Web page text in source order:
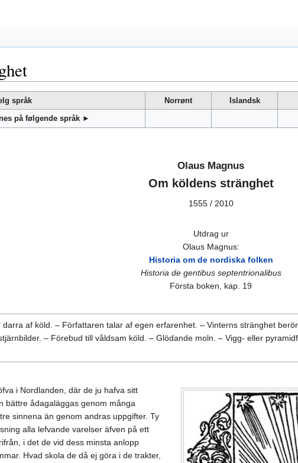
språk Norrønt Islandsk
på følgende språk ►
Olaus Magnus
Om köldens stränghet
1555 / 2010
Utdrag ur
Olaus Magnus:
Historia om de nordiska folken
Historia de gentibus septentrionalibus
Första boken, kap. 19
af köld. – Författaren talar af egen erfarenhet. – Vinterns stränghet
– Förebud till våldsam köld. – Glödande moln. – Vigg- eller
i Nordlanden, där de ju hafva sitt
bättre ådagaläggas genom många
sinnena än genom andras uppgifter. Ty
alla lefvande varelser äfven på ett
i det de vid dess minsta anlopp
Hvad skola de då ej göra i de trakter,